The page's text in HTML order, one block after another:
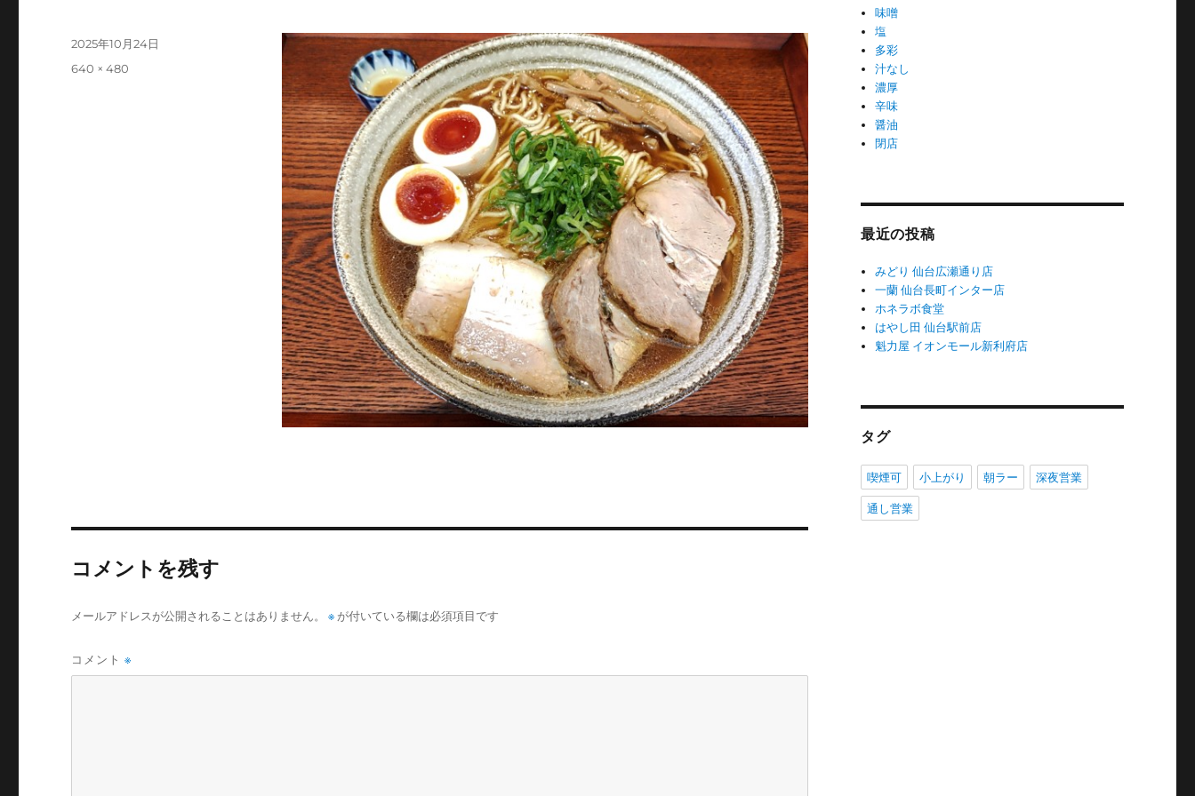
投
2025年10月24日
フ
640 × 480
コメントを残す
メールアドレスが公開されることはありません。 ※ が付いている欄は必須項目です
コメント※
味噌
塩
多彩
汁なし
濃厚
辛味
醤油
閉店
最近の投稿
みどり 仙台広瀬通り店
一蘭 仙台長町インター店
ホネラボ食堂
はやし田 仙台駅前店
魁力屋 イオンモール新利府店
タグ
喫煙可 小上がり 朝ラー 深夜営業
通し営業